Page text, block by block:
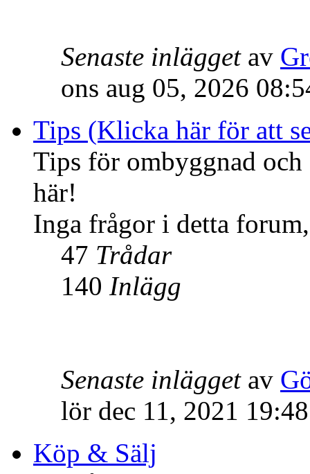
Senaste inläggetav
ons aug 05, 2026
Tips (Klicka här för att
Tips för ombyggnad
här!
Inga frågor i detta
47 Trådar
140 Inlägg
Senaste inläggetav
lör dec 11, 2021 19:48
Köp & Sälj